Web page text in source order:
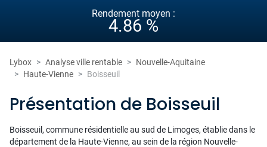
Rendement moyen :
4.86 %
Lybox Analyse ville rentable
Nouvelle-Aquitaine
Haute-Vienne
Boisseuil
Présentation de Boisseuil
Boisseuil, commune résidentielle au sud de Limoges, établie dans le
département de la Haute-Vienne, au sein de la région Nouvelle-